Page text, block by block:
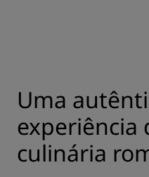
Uma
experiência
culinária